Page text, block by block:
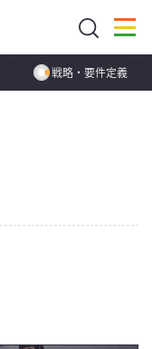
戦略・要件定義